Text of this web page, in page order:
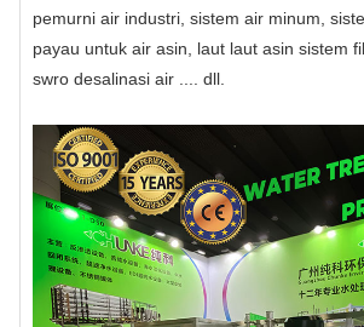
pemurni air industri, sistem air minum,
payau untuk air asin, laut laut asin sistem
swro desalinasi air .... dll.